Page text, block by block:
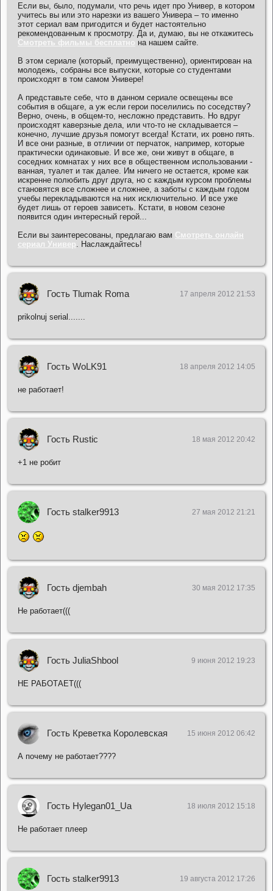
Если вы, было, подумали, что речь идет про Универ, в котором
учитесь вы или это нарезки из вашего Универа – то именно
этот сериал вам пригодится и будет настоятельно
рекомендованным к просмотру. Да и, думаю, вы не откажитесь
Смотреть фильмы бесплатно на нашем сайте.
В этом сериале (который, преимущественно), ориентирован на
молодежь, собраны все выпуски, которые со студентами
происходят в том самом Универе!
А представьте себе, что в данном сериале освещены все
события в общаге, а уж если герои поселились по соседству?
Верно, очень, в общем-то, несложно представить. Но вдруг
происходят каверзные дела, или что-то не складывается –
конечно, лучшие друзья помогут всегда! Кстати, их ровно пять.
И все они разные, в отличии от перчаток, например, которые
практически одинаковые. И все же, они живут в общаге, в
соседних комнатах у них все в общественном использовании -
ванная, туалет и так далее. Им ничего не остается, кроме как
искренне полюбить друг друга, но с каждым курсом проблемы
становятся все сложнее и сложнее, а заботы с каждым годом
учебы перекладываются на них исключительно. И все уже
будет лишь от героев зависеть. Кстати, в новом сезоне
появится один интересный герой...
Если вы заинтересованы, предлагаю вам Смотреть онлайн
сериал Универ . Наслаждайтесь!
Гость Tlumak Roma 17 апреля 2012 21:53
prikolnuj serial.......
Гость WoLK91 18 апреля 2012 14:05
не работает!
Гость Rustic 18 мая 2012 20:42
+1 не робит
Гость stalker9913 27 мая 2012 21:21
Гость djembah 30 мая 2012 17:35
Не работает(((
Гость JuliaShbool 9 июня 2012 19:23
НЕ РАБОТАЕТ(((
Гость Креветка Королевская 15 июня 2012 06:42
А почему не работает????
Гость Hylegan01_Ua 18 июля 2012 15:18
Не работает плеер
Гость stalker9913 19 августа 2012 17:26